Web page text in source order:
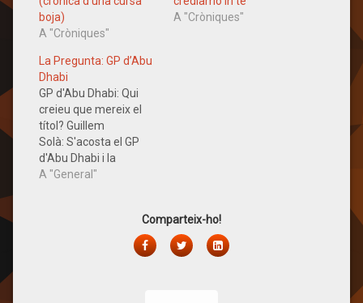
boja)
A "Cròniques"
A "Cròniques"
La Pregunta: GP d’Abu
Dhabi
GP d'Abu Dhabi: Qui
creieu que mereix el
títol? Guillem
Solà: S'acosta el GP
d'Abu Dhabi i la
pregunta era obligada.
temporada, tot i que
tampoc m'agradaria
A "General"
Comparteix-ho!
FacebookTwitterLinkedIn